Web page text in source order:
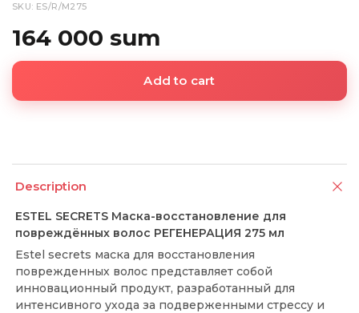
SKU: ES/R/M275
164 000 sum
Add to cart
Description
ESTEL SECRETS Маска-восстановление для
повреждённых волос РЕГЕНЕРАЦИЯ 275 мл
Estel secrets маска для восстановления
поврежденных волос представляет собой
инновационный продукт, разработанный для
интенсивного ухода за подверженными стрессу и